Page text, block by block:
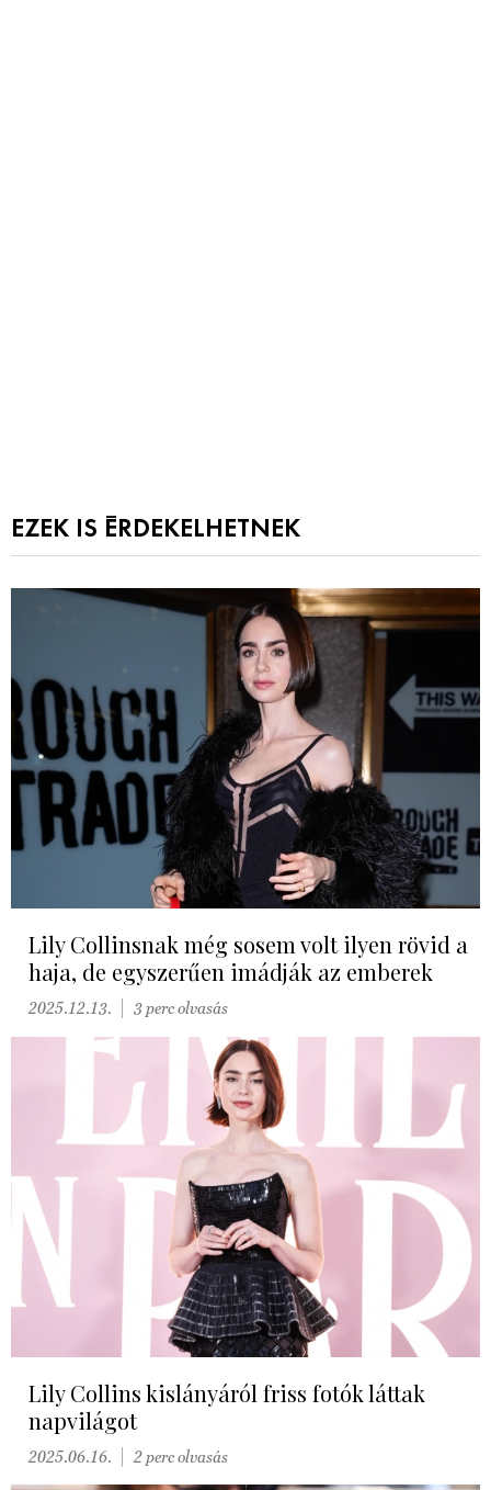
EZEK IS ÉRDEKELHETNEK
Lily Collinsnak még sosem volt ilyen rövid a
haja, de egyszerűen imádják az emberek
2025.12.13. 3 perc olvasás
Lily Collins kislányáról friss fotók láttak
napvilágot
2025.06.16. 2 perc olvasás